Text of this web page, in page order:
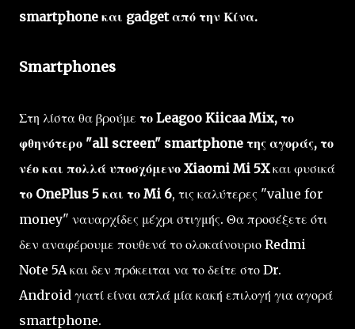
smartphone και gadget από την Κίνα.
Smartphones
Στη λίστα θα βρούμε το Leagoo Kiicaa Mix, το
φθηνότερο "all screen" smartphone της αγοράς, το
νέο και πολλά υποσχόμενο Xiaomi Mi 5Xκαι φυσικά
το OnePlus 5 και το Mi 6, τις καλύτερες "value for
money" ναυαρχίδες μέχρι στιγμής. Θα προσέξετε ότι
δεν αναφέρουμε πουθενά το ολοκαίνουριο Redmi
Note 5A και δεν πρόκειται να το δείτε στο Dr.
Android γιατί είναι απλά μία κακή επιλογή για αγορά
smartphone.